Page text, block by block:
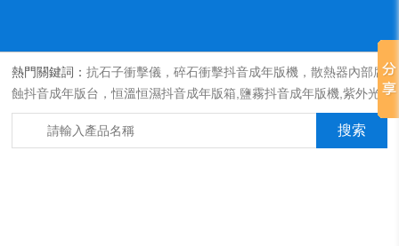
熱門關鍵詞：抗石子衝擊儀，碎石衝擊抖音成年版機，散熱器內部腐
蝕抖音成年版台，恒溫恒濕抖音成年版箱,鹽霧抖音成年版機,紫外光
耐氣候老化抖音成年版箱,氙燈老化抖音成年版箱，沙塵抖音成年版
箱，淋雨抖音成年版箱，汽車內飾材料燃燒抖音成年版機